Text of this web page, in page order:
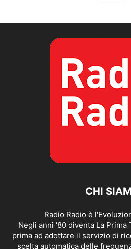
CHI
Radio Radio è
Negli anni '80 diventa La Prima
prima ad adottare il servizio di
scelta automatica delle